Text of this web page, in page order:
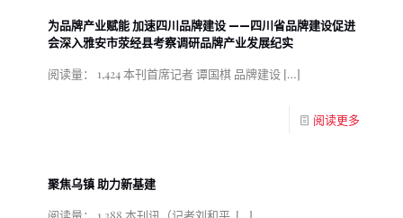
为品牌产业赋能 加速四川品牌建设 ——四川省品牌建设促进
会深入雅安市荥经县考察调研品牌产业发展纪实
阅读量： 1,424 本刊首席记者 谭国棋 品牌建设 […]
阅读更多
聚焦乌镇 助力新基建
阅读量： 1,388 本刊讯（记者刘和平 […]